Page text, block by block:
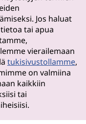
Jos haluat
tai apua
vierailemaan
tukisivustollamme,
on valmiina
kaikkiin
tai